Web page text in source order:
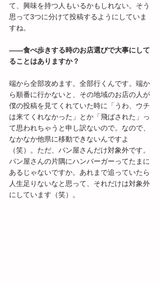
て、興味を持つ人もいるかもしれない。そう
思って3つに分けて投稿するようにしていま
すね。
――食べ歩きする時のお店選びで大事にして
ることはありますか？
端から全部攻めます。全部行くんです。端か
ら順番に行かないと、その地域のお店の人が
僕の投稿を見てくれていた時に「うわ、ウチ
は来てくれなかった」とか「飛ばされた」っ
て思われちゃうと申し訳ないので。なので、
なかなか他県に移動できないんですよ
（笑）。ただ、パン屋さんだけ対象外です。
パン屋さんの片隅にハンバーガーってたまに
あるじゃないですか。あれまで追っていたら
人生足りないなと思って、それだけは対象外
にしています（笑）。